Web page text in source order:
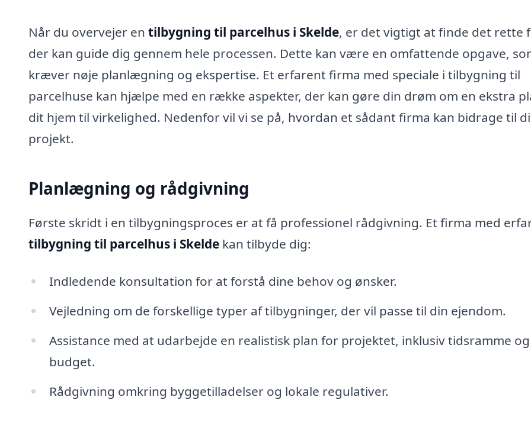
Når du overvejer en tilbygning til parcelhus i Skelde, er det vigtigt at finde det rette
der kan guide dig gennem hele processen. Dette kan være en omfattende opgave,
kræver nøje planlægning og ekspertise. Et erfarent firma med speciale i tilbygning til
parcelhuse kan hjælpe med en række aspekter, der kan gøre din drøm om en ekstra
dit hjem til virkelighed. Nedenfor vil vi se på, hvordan et sådant firma kan bidrage til
projekt.
Planlægning og rådgivning
Første skridt i en tilbygningsproces er at få professionel rådgivning. Et firma med
tilbygning til parcelhus i Skelde kan tilbyde dig:
Indledende konsultation for at forstå dine behov og ønsker.
Vejledning om de forskellige typer af tilbygninger, der vil passe til din ejendom.
Assistance med at udarbejde en realistisk plan for projektet, inklusiv tidsramme og
budget.
Rådgivning omkring byggetilladelser og lokale regulativer.